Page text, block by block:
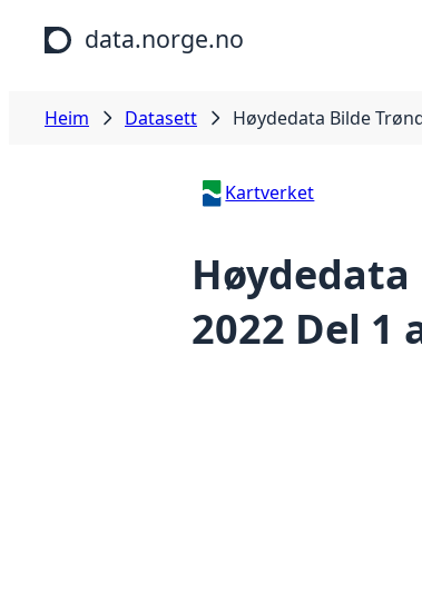
Hopp til hovudinnhald
data.norge.no
Heim Datasett Høydedata Bilde
Kartverket
2022 Del 1